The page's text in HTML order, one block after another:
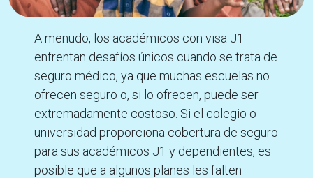
A menudo, los académicos con visa J1
enfrentan desafíos únicos cuando se trata de
seguro médico, ya que muchas escuelas no
ofrecen seguro o, si lo ofrecen, puede ser
extremadamente costoso. Si el colegio o
universidad proporciona cobertura de seguro
para sus académicos J1 y dependientes, es
posible que a algunos planes les falten